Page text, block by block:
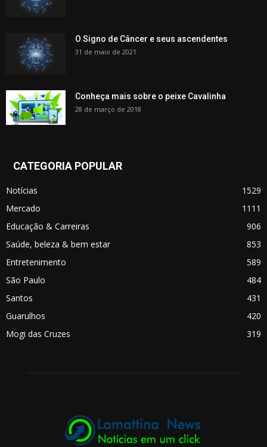
O Signo de Câncer e seus ascendentes
31 de maio de 2021
Conheça mais sobre o peixe Cavalinha
28 de março de 2018
CATEGORIA POPULAR
Notícias
1529
Mercado
1111
Educação & Carreiras
906
Saúde, beleza & bem estar
853
Entretenimento
589
São Paulo
484
Santos
431
Guarulhos
420
Mogi das Cruzes
319